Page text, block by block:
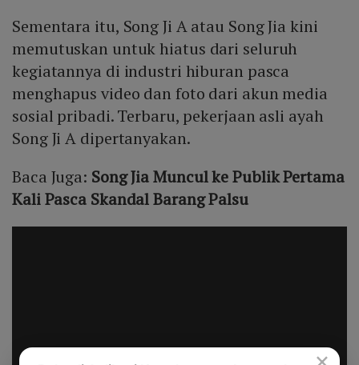
Sementara itu, Song Ji A atau Song Jia kini
memutuskan untuk hiatus dari seluruh
kegiatannya di industri hiburan pasca
menghapus video dan foto dari akun media
sosial pribadi. Terbaru, pekerjaan asli ayah
Song Ji A dipertanyakan.
Baca Juga: Song Jia Muncul ke Publik Pertama
Kali Pasca Skandal Barang Palsu